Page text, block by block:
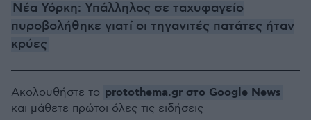
Νέα Υόρκη: Υπάλληλος σε ταχυφαγείο
πυροβολήθηκε γιατί οι τηγανιτές πατάτες ήταν
κρύες
Ακολουθήστε το protothema.gr στο Google News
και μάθετε πρώτοι όλες τις ειδήσεις